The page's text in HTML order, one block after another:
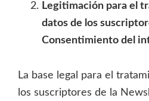
Legitimación para el
datos de los
Consentimiento del
La base legal para el
los suscriptores de la